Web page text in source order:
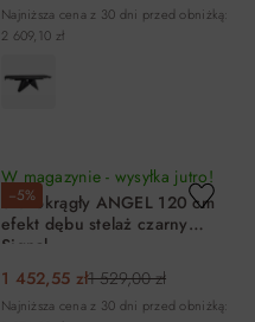
Najniższa cena z 30 dni przed obniżką:
2 609,10 zł
−5%
W magazynie - wysyłka jutro!
Stół okrągły ANGEL 120 cm
efekt dębu stelaż czarny
Signal
1 452,55 zł1 529,00 zł
Najniższa cena z 30 dni przed obniżką: